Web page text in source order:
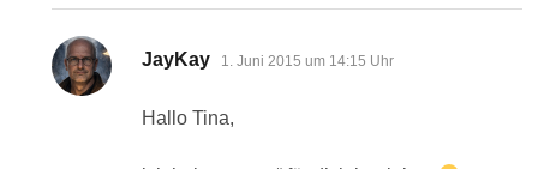
JayKay sagt:
1. Juni 2015 um 14:15 Uhr
Hallo Tina,